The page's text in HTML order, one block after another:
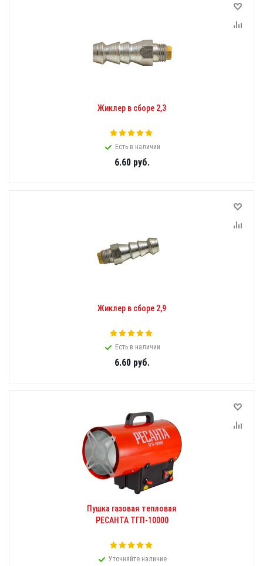
Жиклер в сборе 2,3
Есть в наличии
6.60руб.
Жиклер в сборе 2,9
Есть в наличии
6.60руб.
Пушка газовая тепловая
РЕСАНТА ТГП-10000
Уточняйте наличие